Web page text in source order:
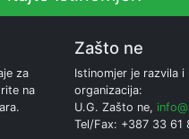
za
na
Zašto ne
Istinomjer je razvila i
organizacija:
U.G. Zašto ne,
Tel/Fax: +387 33 61